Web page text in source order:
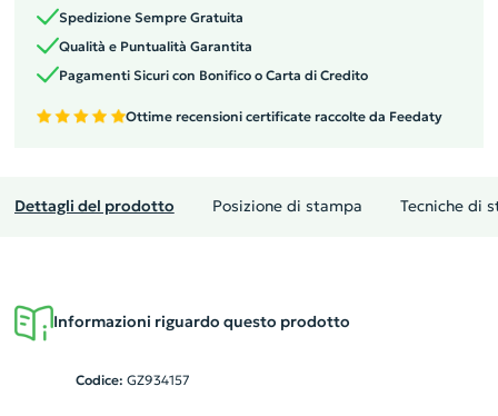
Spedizione Sempre Gratuita
Qualità e Puntualità Garantita
Pagamenti Sicuri con Bonifico o Carta di Credito
Ottime recensioni certificate raccolte da Feedaty
Dettagli del prodotto Posizione di stampa Tecniche di
Informazioni riguardo questo prodotto
Codice: GZ934157